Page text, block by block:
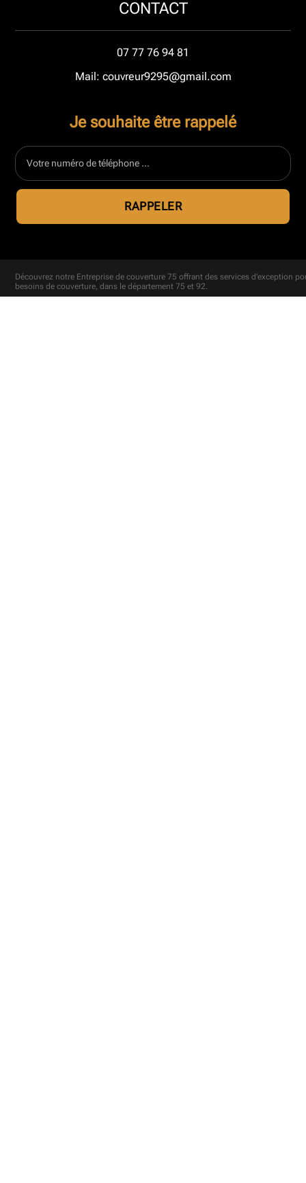
CONTACT
07 77 76 94 81
Mail: couvreur9295@gmail.com
Je souhaite être rappelé
Découvrez notre Entreprise de couverture 75 offrant des services d'exception
besoins de couverture, dans le département 75 et 92.